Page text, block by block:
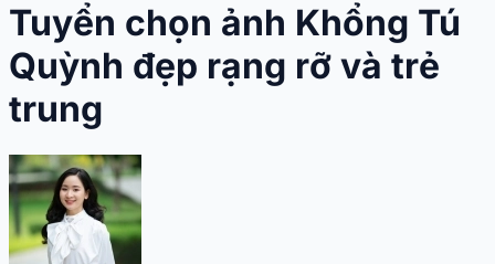
Tuyển chọn ảnh Khổng Tú
Quỳnh đẹp rạng rỡ và trẻ
trung